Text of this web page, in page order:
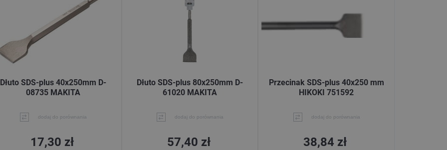
Dłuto SDS-plus 40x250mm D-
08735 MAKITA
dodaj do porównania
17,30 zł
Dłuto SDS-plus 80x250mm D-
61020 MAKITA
dodaj do porównania
57,40 zł
Przecinak SDS-plus 40x250 mm
HIKOKI 751592
dodaj do porównania
38,84 zł